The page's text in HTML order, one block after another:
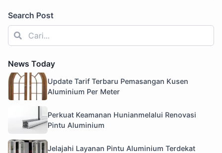
Search Post
News Today
Update Tarif Terbaru Pemasangan Kusen
Aluminium Per Meter
Perkuat Keamanan Hunianmelalui Renovasi
Pintu Aluminium
Jelajahi Layanan Pintu Aluminium Terdekat